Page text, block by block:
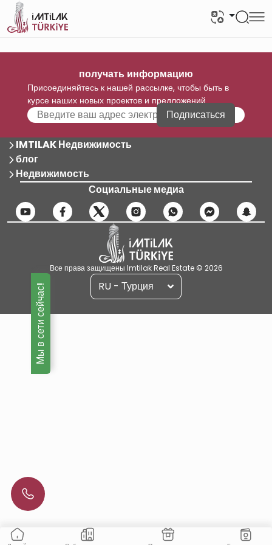
получать информацию
Присоединяйтесь к нашей рассылке, чтобы быть в
курсе наших новых проектов и предложений
Подписаться
IMTILAK Недвижимость
блог
Недвижимость
Социальные медиа
Все права защищены Imtilak Real Estate © 2026
RU - Турция
Мы в сети сейчас!